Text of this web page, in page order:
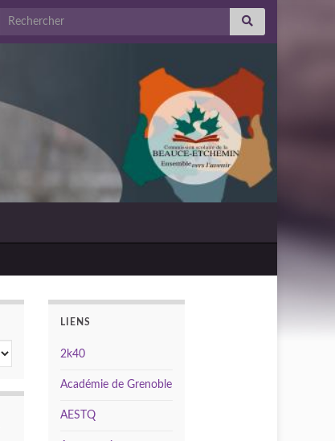
Search for:
LIENS
2k40
Académie de Grenoble
AESTQ